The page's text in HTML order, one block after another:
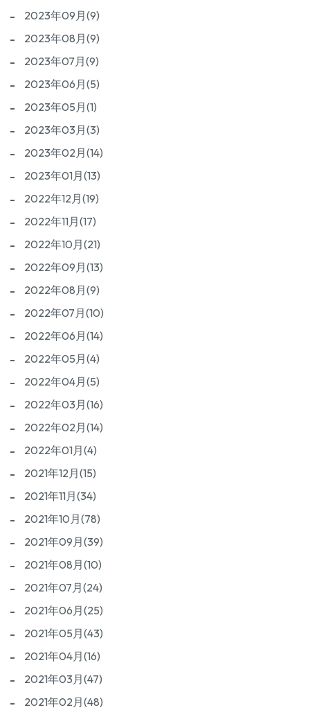
2023年09月(9)
2023年08月(9)
2023年07月(9)
2023年06月(5)
2023年05月(1)
2023年03月(3)
2023年02月(14)
2023年01月(13)
2022年12月(19)
2022年11月(17)
2022年10月(21)
2022年09月(13)
2022年08月(9)
2022年07月(10)
2022年06月(14)
2022年05月(4)
2022年04月(5)
2022年03月(16)
2022年02月(14)
2022年01月(4)
2021年12月(15)
2021年11月(34)
2021年10月(78)
2021年09月(39)
2021年08月(10)
2021年07月(24)
2021年06月(25)
2021年05月(43)
2021年04月(16)
2021年03月(47)
2021年02月(48)